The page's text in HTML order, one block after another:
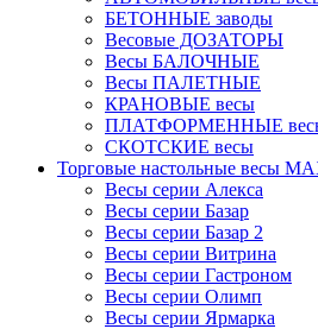
БЕТОННЫЕ заводы
Весовые ДОЗАТОРЫ
Весы БАЛОЧНЫЕ
Весы ПАЛЕТНЫЕ
КРАНОВЫЕ весы
ПЛАТФОРМЕННЫЕ
СКОТСКИЕ весы
Торговые настольные весы
Весы серии Алекса
Весы серии Базар
Весы серии Базар 2
Весы серии Витрина
Весы серии Гастроном
Весы серии Олимп
Весы серии Ярмарка